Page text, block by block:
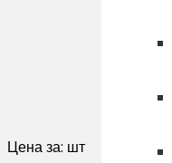
Цена за: шт